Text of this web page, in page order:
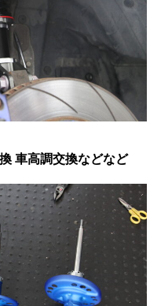
車高調交換などなど